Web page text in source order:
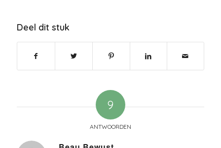
Deel dit stuk
9
ANTWOORDEN